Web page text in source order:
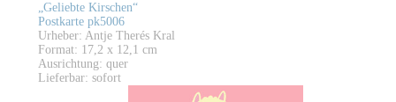
„Geliebte Kirschen“
Postkarte pk5006
Urheber: Antje Therés Kral
Format: 17,2 x 12,1 cm
Ausrichtung: quer
Lieferbar: sofort